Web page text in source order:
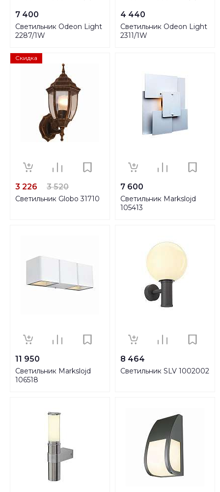
7 400
Светильник Odeon Light
2287/1W
4 440
Светильник Odeon Light
2311/1W
Скидка
3 226 3 520
Светильник Globo 31710
7 600
Светильник Markslojd
105413
11 950
Светильник Markslojd
106518
8 464
Светильник SLV 1002002